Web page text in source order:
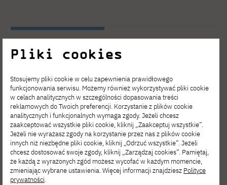
Zobacz inne
aktualności
Pliki cookies
Stosujemy pliki cookie w celu zapewnienia prawidłowego
funkcjonowania serwisu. Możemy również wykorzystywać pliki cookie
w celach analitycznych w szczególności dopasowania treści
reklamowych do Twoich preferencji. Korzystanie z plików cookie
analitycznych i funkcjonalnych wymaga zgody. Jeżeli chcesz
zaakceptować wszystkie pliki cookie, kliknij „Zaakceptuj wszystkie”.
Jeżeli nie wyrażasz zgody na korzystanie przez nas z plików cookie
innych niż niezbędne pliki cookie, kliknij „Odrzuć wszystkie”. Jeżeli
chcesz dostosować swoje zgody, kliknij „Zarządzaj cookies”. Pamiętaj,
że każdą z wyrażonych zgód możesz wycofać w każdym momencie,
zmieniając wybrane ustawienia. Więcej informacji znajdziesz Polityce
prywatności.